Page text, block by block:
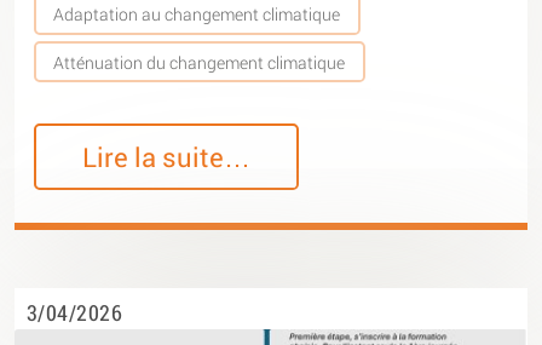
Adaptation au changement climatique
Atténuation du changement climatique
Lire la suite…
3/04/2026